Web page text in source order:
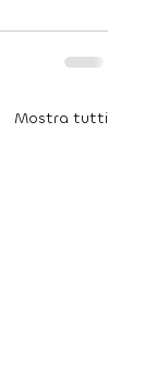
Mostra tutti